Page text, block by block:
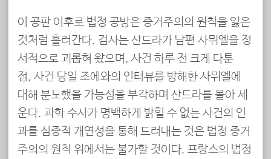
이 공판 이후로 법정 공방은 증거주의의 원칙을 잃은
것처럼 흘러간다. 검사는 산드라가 남편 사뮈엘을 정
서적으로 괴롭혀 왔으며, 사건 하루 전 크게 다툰
점, 사건 당일 조에와의 인터뷰를 방해한 사뮈엘에
대해 분노했을 가능성을 부각하며 산드라를 몰아 세
운다. 과학 수사가 명백하게 밝힐 수 없는 사건의 인
과를 심증적 개연성을 통해 드러내는 것은 법정 증거
주의의 원칙 위에서는 불가할 것이다. 프랑스의 법정